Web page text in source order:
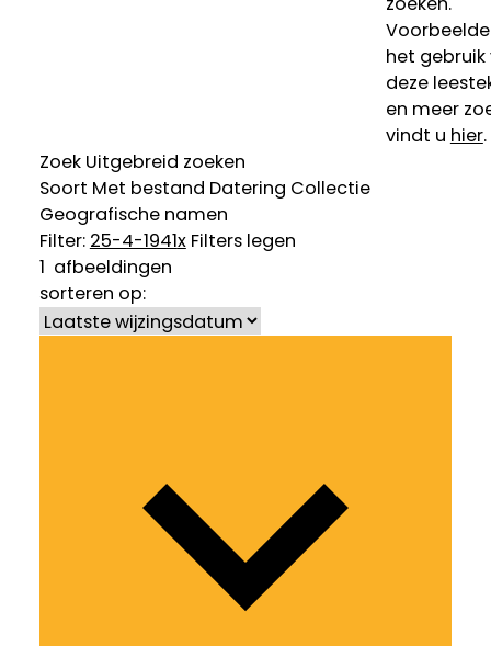
het gebruik
deze
en meer
vindt u hier.
Zoek Uitgebreid zoeken
Soort Met bestand Datering Collectie
Geografische namen
Filter: 25-4-1941x Filters legen
1 afbeeldingen
sorteren op: